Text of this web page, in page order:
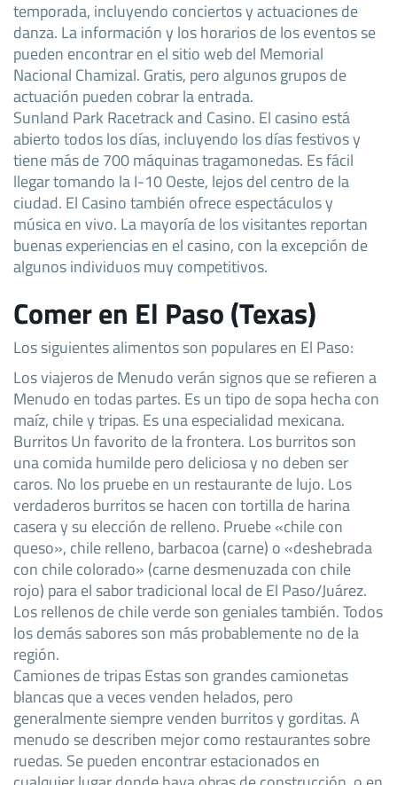
temporada, incluyendo conciertos y actuaciones de
danza. La información y los horarios de los eventos se
pueden encontrar en el sitio web del Memorial
Nacional Chamizal. Gratis, pero algunos grupos de
actuación pueden cobrar la entrada.
Sunland Park Racetrack and Casino. El casino está
abierto todos los días, incluyendo los días festivos y
tiene más de 700 máquinas tragamonedas. Es fácil
llegar tomando la I-10 Oeste, lejos del centro de la
ciudad. El Casino también ofrece espectáculos y
música en vivo. La mayoría de los visitantes reportan
buenas experiencias en el casino, con la excepción de
algunos individuos muy competitivos.
Comer en El Paso (Texas)
Los siguientes alimentos son populares en El Paso:
Los viajeros de Menudo verán signos que se refieren a
Menudo en todas partes. Es un tipo de sopa hecha con
maíz, chile y tripas. Es una especialidad mexicana.
Burritos Un favorito de la frontera. Los burritos son
una comida humilde pero deliciosa y no deben ser
caros. No los pruebe en un restaurante de lujo. Los
verdaderos burritos se hacen con tortilla de harina
casera y su elección de relleno. Pruebe «chile con
queso», chile relleno, barbacoa (carne) o «deshebrada
con chile colorado» (carne desmenuzada con chile
rojo) para el sabor tradicional local de El Paso/Juárez.
Los rellenos de chile verde son geniales también. Todos
los demás sabores son más probablemente no de la
región.
Camiones de tripas Estas son grandes camionetas
blancas que a veces venden helados, pero
generalmente siempre venden burritos y gorditas. A
menudo se describen mejor como restaurantes sobre
ruedas. Se pueden encontrar estacionados en